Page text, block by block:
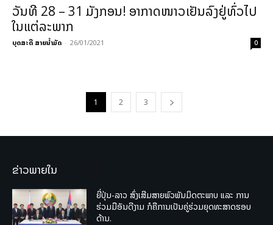
ວັນທີ 28 – 31​ ມັງກອນ! ອາກາດໜາວເຢັນລົງຢູ່ທົ່ວໄປ
ໃນແຕ່ລະພາກ
ບຸດສະດີ ສາຍນ້ຳມັດ - 26/01/2021 0
1 2 3
ຂ່າວພາຍໃນ
ຍີ່ປຸ່ນ-ລາວ ສົ່ງເສີມສາຍພົວພັນມິດຕະພາບ ແລະ ການ
ຮ່ວມມືອັນດີງາມ ກໍຄືການເປັນຄູ່ຮ່ວມຍຸດທະສາດຮອບ
ດ້ານ.